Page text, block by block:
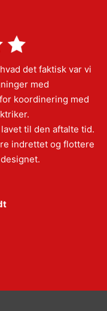
det faktisk var vi
med
koordinering med
til den aftalte tid.
indrettet og flottere